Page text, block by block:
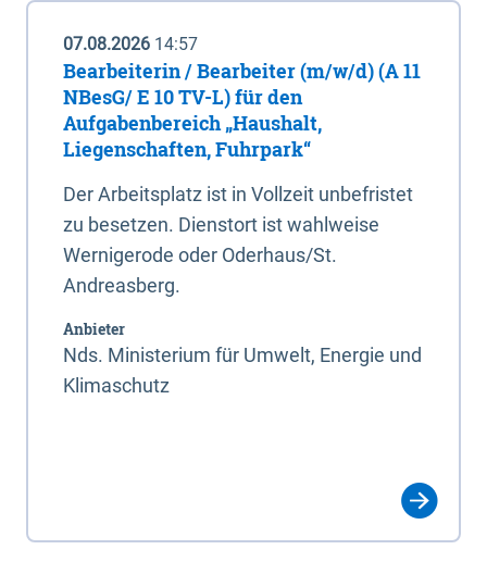
07.08.2026 14:57
Bearbeiterin / Bearbeiter (m/w/d) (A 11
NBesG/ E 10 TV-L) für den
Aufgabenbereich „Haushalt,
Liegenschaften, Fuhrpark“
Der Arbeitsplatz ist in Vollzeit unbefristet
zu besetzen. Dienstort ist wahlweise
Wernigerode oder Oderhaus/St.
Andreasberg.
Anbieter
Nds. Ministerium für Umwelt, Energie und
Klimaschutz